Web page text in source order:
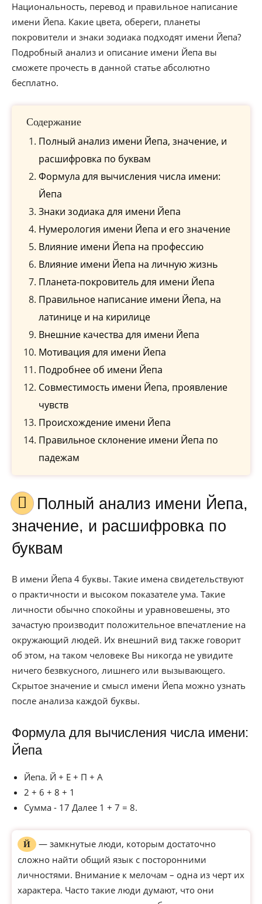
Национальность, перевод и правильное написание
имени Йепа. Какие цвета, обереги, планеты
покровители и знаки зодиака подходят имени Йепа?
Подробный анализ и описание имени Йепа вы
сможете прочесть в данной статье абсолютно
бесплатно.
Содержание
Полный анализ имени Йепа, значение, и
расшифровка по буквам
Формула для вычисления числа имени:
Йепа
Знаки зодиака для имени Йепа
Нумерология имени Йепа и его значение
Влияние имени Йепа на профессию
Влияние имени Йепа на личную жизнь
Планета-покровитель для имени Йепа
Правильное написание имени Йепа, на
латинице и на кирилице
Внешние качества для имени Йепа
Мотивация для имени Йепа
Подробнее об имени Йепа
Совместимость имени Йепа, проявление
чувств
Происхождение имени Йепа
Правильное склонение имени Йепа по
падежам
Полный анализ имени Йепа,
значение, и расшифровка по
буквам
В имени Йепа 4 буквы. Такие имена свидетельствуют
о практичности и высоком показателе ума. Такие
личности обычно спокойны и уравновешены, это
зачастую производит положительное впечатление на
окружающий людей. Их внешний вид также говорит
об этом, на таком человеке Вы никогда не увидите
ничего безвкусного, лишнего или вызывающего.
Скрытое значение и смысл имени Йепа можно узнать
после анализа каждой буквы.
Формула для вычисления числа имени:
Йепа
Йепа. Й + Е + П + А
2 + 6 + 8 + 1
Сумма - 17 Далее 1 + 7 = 8.
Й
— замкнутые люди, которым достаточно
сложно найти общий язык с посторонними
личностями. Внимание к мелочам – одна из черт их
характера. Часто такие люди думают, что они